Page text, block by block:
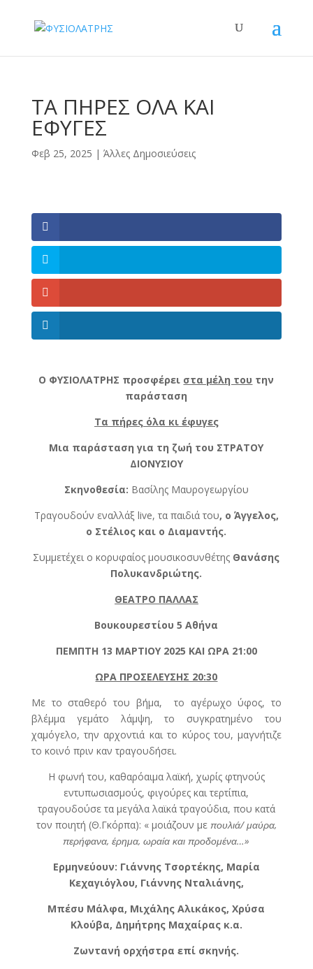
ΤΑ ΠΗΡΕΣ ΟΛΑ ΚΑΙ
ΕΦΥΓΕΣ
Φεβ 25, 2025 | Άλλες Δημοσιεύσεις
Ο ΦΥΣΙΟΛΑΤΡΗΣ προσφέρει στα μέλη του την
παράσταση
Τα πήρες όλα κι έφυγες
Μια παράσταση για τη ζωή του ΣΤΡΑΤΟΥ
ΔΙΟΝΥΣΙΟΥ
Σκηνοθεσία: Βασίλης Μαυρογεωργίου
Τραγουδούν εναλλάξ live, τα παιδιά του, ο Άγγελος,
ο Στέλιος και ο Διαμαντής.
Συμμετέχει ο κορυφαίος μουσικοσυνθέτης Θανάσης
Πολυκανδριώτης.
ΘΕΑΤΡΟ ΠΑΛΛΑΣ
Βουκουρεστίου 5 Αθήνα
ΠΕΜΠΤΗ 13 ΜΑΡΤΙΟΥ 2025 ΚΑΙ ΩΡΑ 21:00
ΩΡΑ ΠΡΟΣΕΛΕΥΣΗΣ 20:30
Με το σταθερό του βήμα, το αγέρωχο ύφος, το
βλέμμα γεμάτο λάμψη, το συγκρατημένο του
χαμόγελο, την αρχοντιά και το κύρος του, μαγνήτιζε
το κοινό πριν καν τραγουδήσει.
Η φωνή του, καθαρόαιμα λαϊκή, χωρίς φτηνούς
εντυπωσιασμούς, φιγούρες και τερτίπια,
τραγουδούσε τα μεγάλα λαϊκά τραγούδια, που κατά
τον ποιητή (Θ.Γκόρπα): « μοιάζουν με πουλιά/ μαύρα,
περήφανα, έρημα, ωραία και προδομένα…»
Ερμηνεύουν: Γιάννης Τσορτέκης, Μαρία
Κεχαγιόγλου, Γιάννης Νταλιάνης,
Μπέσυ Μάλφα, Μιχάλης Αλικάκος, Χρύσα
Κλούβα, Δημήτρης Μαχαίρας κ.α.
Ζωντανή ορχήστρα επί σκηνής.